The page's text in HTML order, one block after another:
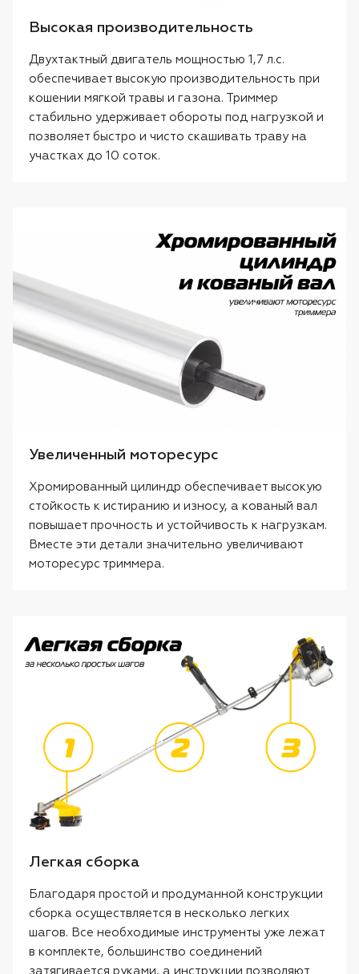
Высокая производительность
Двухтактный двигатель мощностью 1,7 л.с.
обеспечивает высокую производительность при
кошении мягкой травы и газона. Триммер
стабильно удерживает обороты под нагрузкой и
позволяет быстро и чисто скашивать траву на
участках до 10 соток.
Увеличенный моторесурс
Хромированный цилиндр обеспечивает высокую
стойкость к истиранию и износу, а кованый вал
повышает прочность и устойчивость к нагрузкам.
Вместе эти детали значительно увеличивают
моторесурс триммера.
Легкая сборка
Благодаря простой и продуманной конструкции
сборка осуществляется в несколько легких
шагов. Все необходимые инструменты уже лежат
в комплекте, большинство соединений
затягивается руками, а инструкции позволяют